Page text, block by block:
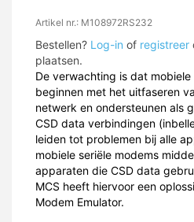
Artikel nr.: M108972RS232
Bestellen? Log-in of registreer
plaatsen.
De verwachting is dat
beginnen met het uitfaseren
netwerk en ondersteunen als
CSD data verbindingen
leiden tot problemen bij alle
mobiele seriële modems
apparaten die CSD data
MCS heeft hiervoor een
Modem Emulator.